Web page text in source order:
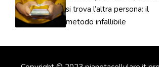
si trova l’altra persona: il
metodo infallibile